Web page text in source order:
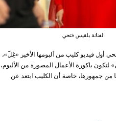
الفنانة بلقيس فتحي
أول فيديو كليب من ألبومها الأخير «غِلّ»،
لتكون باكورة الأعمال المصورة من
من جمهورها، خاصة أن الكليب ابتعد عن